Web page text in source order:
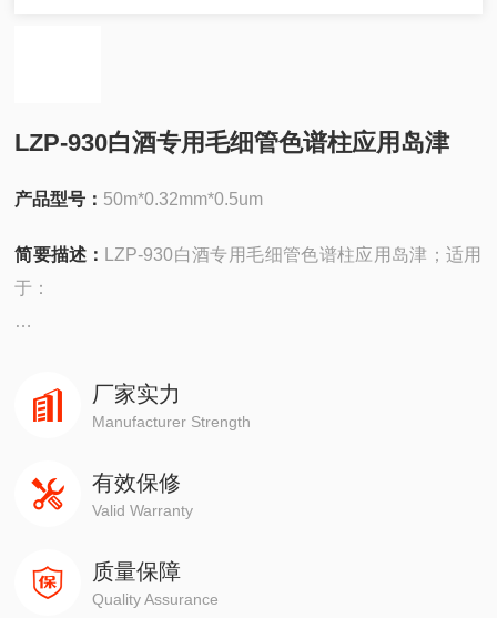
LZP-930白酒专用毛细管色谱柱应用岛津
产品型号： 50m*0.32mm*0.5um
简要描述：
LZP-930白酒专用毛细管色谱柱应用岛津；适用
于：
4890,5890,6890,7820,7890,8860,8890
赛默飞1310,1300,1610,1600
瓦里安3800系列
厂家实力
Manufacturer Strength
有效保修
Valid Warranty
质量保障
Quality Assurance